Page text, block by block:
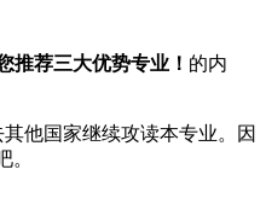
推荐三大优势专业！ 的内
他国家继续攻读本专业。因
。